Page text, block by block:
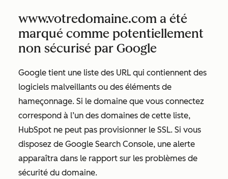
www.votredomaine.com a été
marqué comme potentiellement
non sécurisé par Google
Google tient une liste des URL qui contiennent des
logiciels malveillants ou des éléments de
hameçonnage. Si le domaine que vous connectez
correspond à l’un des domaines de cette liste,
HubSpot ne peut pas provisionner le SSL. Si vous
disposez de Google Search Console, une alerte
apparaîtra dans le rapport sur les problèmes de
sécurité du domaine.